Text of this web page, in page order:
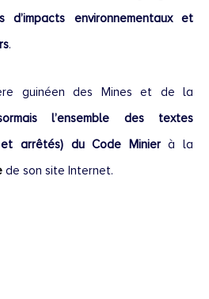
d’impacts environnementaux et
.
guinéen des Mines et de la
l’ensemble des textes
arrêtés) du Code Minierà la
de son site Internet.